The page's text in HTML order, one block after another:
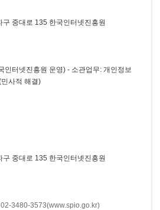
중대로 135 한국인터넷진흥원
인터넷진흥원 운영) - 소관업무: 개인정보
사적 해결)
번없이) 118
중대로 135 한국인터넷진흥원
3480-3573(www.spio.go.kr)